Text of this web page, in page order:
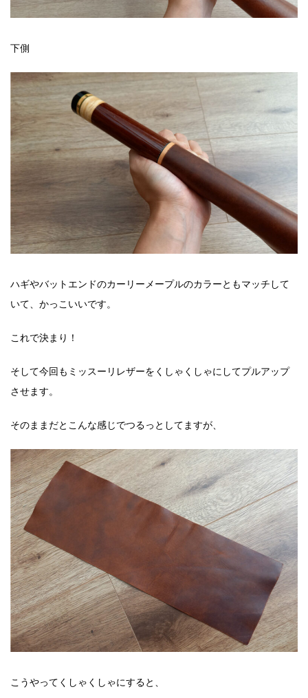
下側
ハギやバットエンドのカーリーメープルのカラーともマッチして
いて、かっこいいです。
これで決まり！
そして今回もミッスーリレザーをくしゃくしゃにしてプルアップ
させます。
そのままだとこんな感じでつるっとしてますが、
こうやってくしゃくしゃにすると、